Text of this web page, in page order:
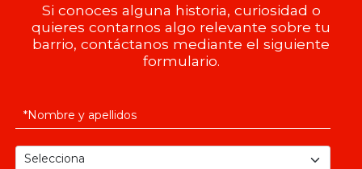
Si conoces alguna historia, curiosidad o
quieres contarnos algo relevante sobre tu
barrio, contáctanos mediante el siguiente
formulario.